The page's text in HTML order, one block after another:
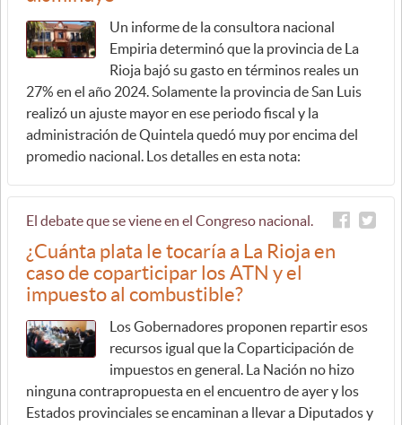
Un informe de la consultora nacional
Empiria determinó que la provincia de La
Rioja bajó su gasto en términos reales un
27% en el año 2024. Solamente la provincia de San Luis
realizó un ajuste mayor en ese periodo fiscal y la
administración de Quintela quedó muy por encima del
promedio nacional. Los detalles en esta nota:
El debate que se viene en el Congreso nacional.
¿Cuánta plata le tocaría a La Rioja en
caso de coparticipar los ATN y el
impuesto al combustible?
Los Gobernadores proponen repartir esos
recursos igual que la Coparticipación de
impuestos en general. La Nación no hizo
ninguna contrapropuesta en el encuentro de ayer y los
Estados provinciales se encaminan a llevar a Diputados y